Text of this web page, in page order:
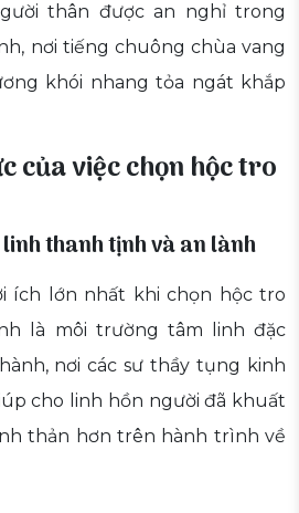
thân được an nghỉ trong
nơi tiếng chuông chùa vang
khói nhang tỏa ngát khắp
của việc chọn hộc tro
thanh tịnh và an lành
ích lớn nhất khi chọn hộc tro
là môi trường tâm linh đặc
nơi các sư thầy tụng kinh
cho linh hồn người đã khuất
thản hơn trên hành trình về